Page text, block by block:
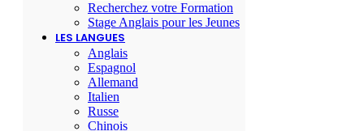
Recherchez votre Formation
Stage Anglais pour les Jeunes
LES LANGUES
Anglais
Espagnol
Allemand
Italien
Russe
Chinois